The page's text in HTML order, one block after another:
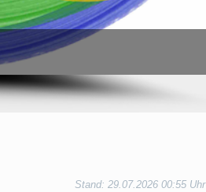
Stand: 29.07.2026 00:55 Uhr